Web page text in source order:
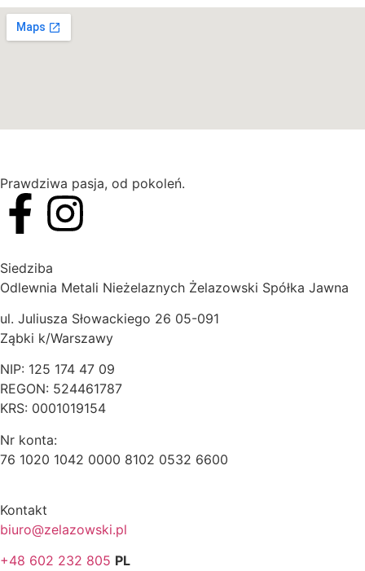
Prawdziwa pasja, od pokoleń.
Siedziba
Odlewnia Metali Nieżelaznych Żelazowski Spółka Jawna
ul. Juliusza Słowackiego 26 05-091
Ząbki k/Warszawy
NIP: 125 174 47 09
REGON: 524461787
KRS: 0001019154
Nr konta:
76 1020 1042 0000 8102 0532 6600
Kontakt
biuro@zelazowski.pl
+48 602 232 805 PL